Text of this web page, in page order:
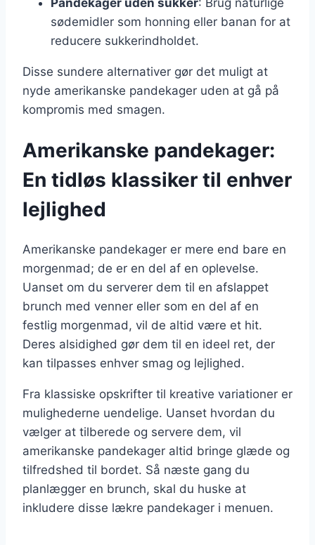
sødemidler som honning eller banan for at
reducere sukkerindholdet.
Disse sundere alternativer gør det muligt at
nyde amerikanske pandekager uden at gå på
kompromis med smagen.
Amerikanske pandekager:
En tidløs klassiker til enhver
lejlighed
Amerikanske pandekager er mere end bare en
morgenmad; de er en del af en oplevelse.
Uanset om du serverer dem til en afslappet
brunch med venner eller som en del af en
festlig morgenmad, vil de altid være et hit.
Deres alsidighed gør dem til en ideel ret, der
kan tilpasses enhver smag og lejlighed.
Fra klassiske opskrifter til kreative variationer er
mulighederne uendelige. Uanset hvordan du
vælger at tilberede og servere dem, vil
amerikanske pandekager altid bringe glæde og
tilfredshed til bordet. Så næste gang du
planlægger en brunch, skal du huske at
inkludere disse lækre pandekager i menuen.